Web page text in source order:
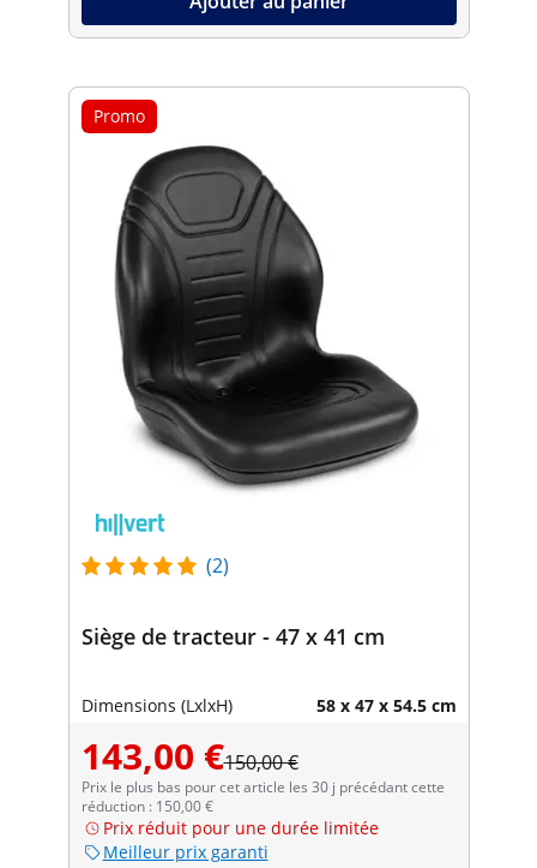
Promo
(2)
Siège de tracteur - 47 x 41 cm
Dimensions (LxlxH) 58 x 47 x 54.5 cm
143,00 €150,00 €
Prix le plus bas pour cet article les 30 j précédant cette
réduction : 150,00 €
Prix réduit pour une durée limitée
Meilleur prix garanti